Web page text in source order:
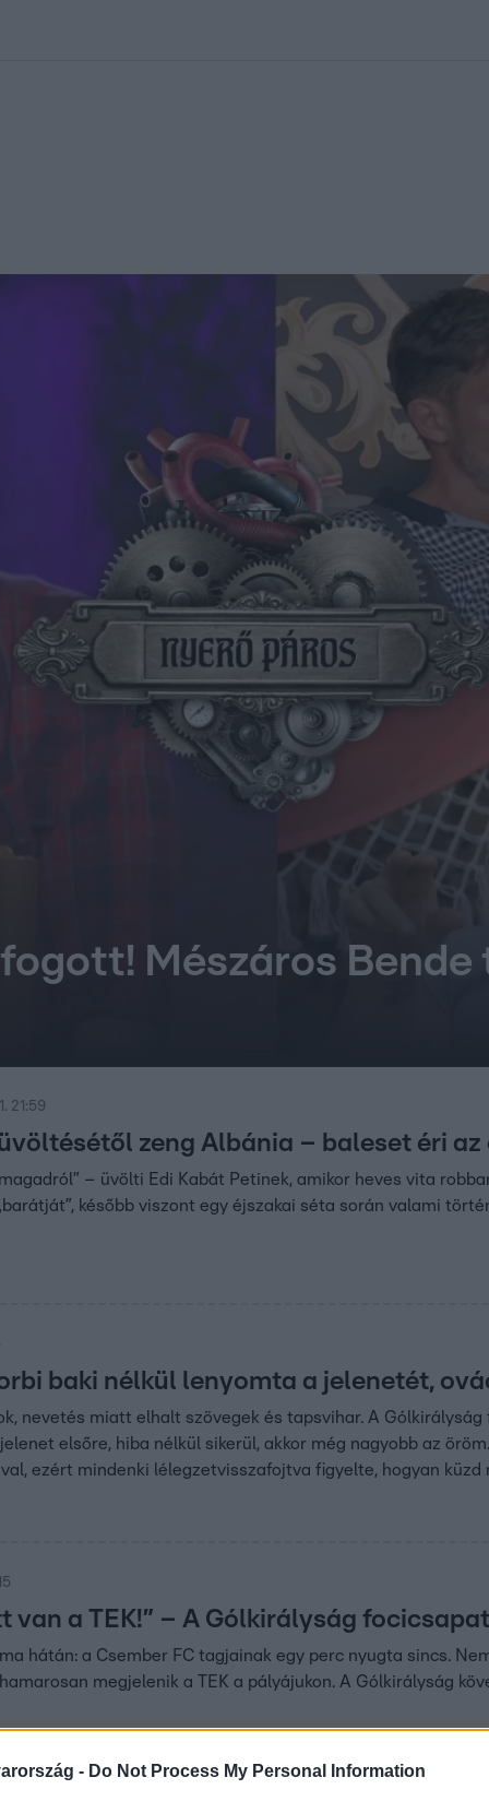
- Do Not Process My Personal Information
Mészáros
21:59
zeng Albánia – baleset éri az
– üvölti Edi Kabát Petinek, amikor heves vita
később viszont egy éjszakai séta során valami
baki nélkül lenyomta a jelenetét,
nevetés miatt elhalt szövegek és tapsvihar. A
elsőre, hiba nélkül sikerül, akkor még nagyobb az
ezért mindenki lélegzetvisszafojtva figyelte, hogyan küzd
van a TEK!” – A Gólkirályság
hátán: a Csember FC tagjainak egy perc nyugta sincs.
megjelenik a TEK a pályájukon. A Gólkirályság